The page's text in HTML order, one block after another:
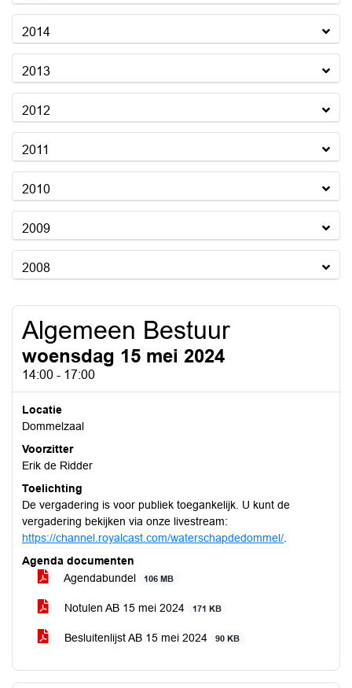
2014
2013
2012
2011
2010
2009
2008
Algemeen Bestuur
woensdag 15 mei 2024
14:00 - 17:00
Locatie
Dommelzaal
Voorzitter
Erik de Ridder
Toelichting
De vergadering is voor publiek toegankelijk. U kunt de
vergadering bekijken via onze livestream:
https://channel.royalcast.com/waterschapdedommel/
Agenda documenten
Agendabundel
106 MB
Notulen AB 15 mei 2024 171 KB
Besluitenlijst AB 15 mei 2024 90 KB